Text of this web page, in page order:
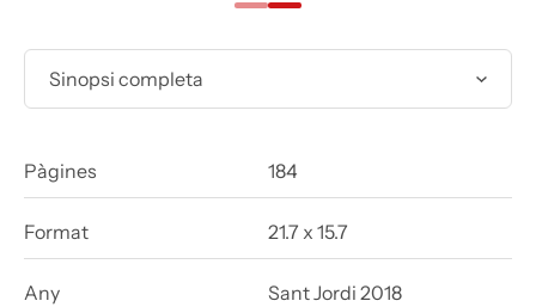
Sinopsi completa
Pàgines 184
Format 21.7 x 15.7
Any Sant Jordi 2018